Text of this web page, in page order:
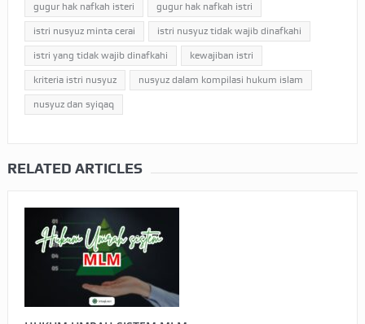
gugur hak nafkah isteri gugur hak nafkah istri
istri nusyuz minta cerai istri nusyuz tidak wajib dinafkahi
istri yang tidak wajib dinafkahi kewajiban istri
kriteria istri nusyuz nusyuz dalam kompilasi hukum islam
nusyuz dan syiqaq
RELATED ARTICLES